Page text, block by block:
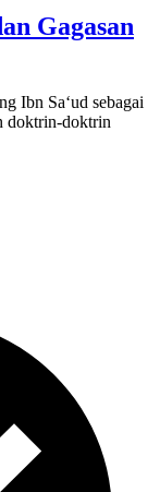
Gagasan
Ibn Sa‘ud sebagai
doktrin-doktrin